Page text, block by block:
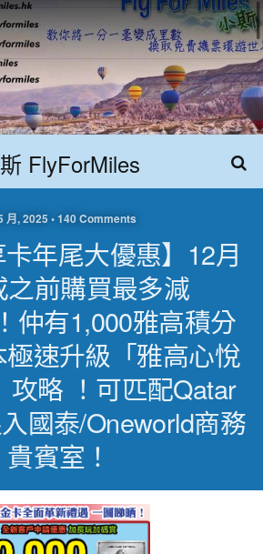
FlyForMiles
月, 2025 • 140 Comments
卡年尾大優惠】12月
之前購買最多減
仲有1,000雅高積分
速升級「雅高心悅
攻略 ！可匹配Qatar
國泰/Oneworld商務
貴賓室！